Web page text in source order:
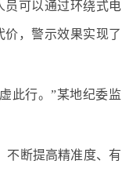
员可以通过环绕式电
，警示效果实现了
行。”某地纪委监
断提高精准度、有